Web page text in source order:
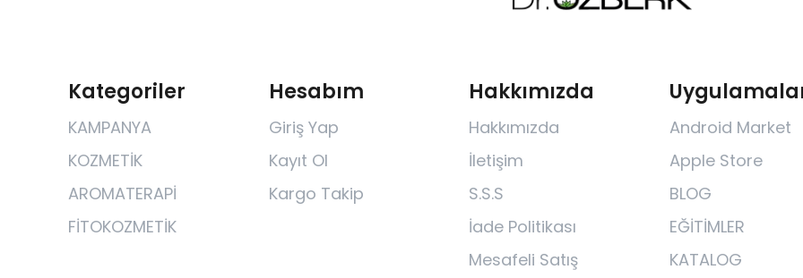
Kategoriler
KAMPANYA
KOZMETİK
AROMATERAPİ
FİTOKOZMETİK
Hesabım
Giriş Yap
Kayıt Ol
Kargo Takip
Hakkımızda
Hakkımızda
İletişim
S.S.S
İade Politikası
Mesafeli Satış
Android Market
Apple Store
BLOG
EĞİTİMLER
KATALOG